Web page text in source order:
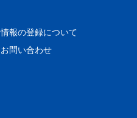
情報の登録について
お問い合わせ